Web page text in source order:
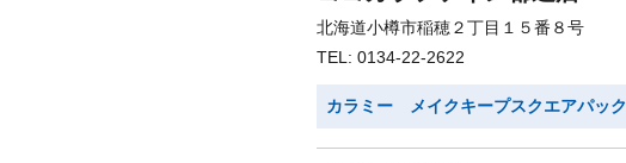
北海道小樽市稲穂２丁目１５番８号
TEL: 0134-22-2622
カラミー メイクキープスクエアパック